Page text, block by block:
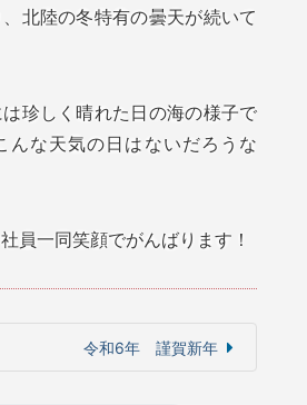
北陸の冬特有の曇天が続いて
珍しく晴れた日の海の様子で
んな天気の日はないだろうな
員一同笑顔でがんばります！
令和6年 謹賀新年